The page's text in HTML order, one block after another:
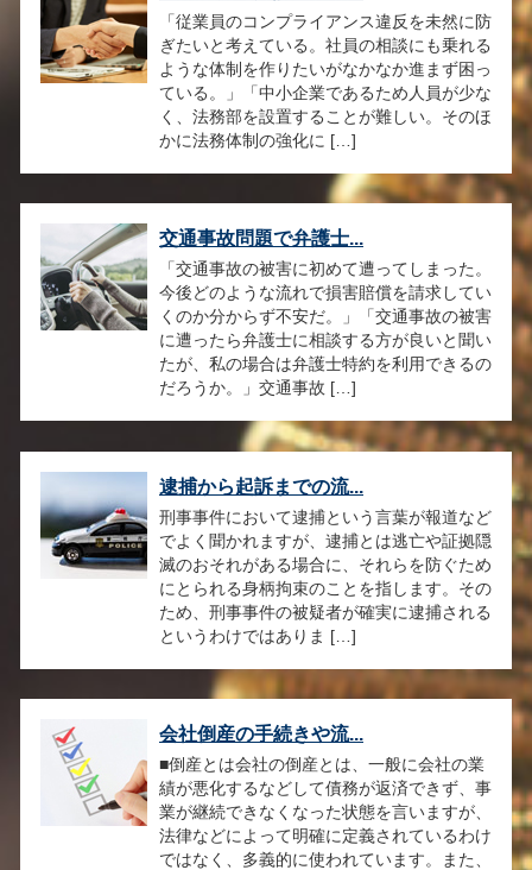
「従業員のコンプライアンス違反を未然に防
ぎたいと考えている。社員の相談にも乗れる
ような体制を作りたいがなかなか進まず困っ
ている。」「中小企業であるため人員が少な
く、法務部を設置することが難しい。そのほ
かに法務体制の強化に […]
交通事故問題で弁護士...
「交通事故の被害に初めて遭ってしまった。
今後どのような流れで損害賠償を請求してい
くのか分からず不安だ。」「交通事故の被害
に遭ったら弁護士に相談する方が良いと聞い
たが、私の場合は弁護士特約を利用できるの
だろうか。」交通事故 […]
逮捕から起訴までの流...
刑事事件において逮捕という言葉が報道など
でよく聞かれますが、逮捕とは逃亡や証拠隠
滅のおそれがある場合に、それらを防ぐため
にとられる身柄拘束のことを指します。その
ため、刑事事件の被疑者が確実に逮捕される
というわけではありま […]
会社倒産の手続きや流...
■倒産とは会社の倒産とは、一般に会社の業
績が悪化するなどして債務が返済できず、事
業が継続できなくなった状態を言いますが、
法律などによって明確に定義されているわけ
ではなく、多義的に使われています。また、